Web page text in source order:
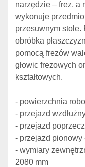
narzędzie – frez, a
wykonuje
przesuwnym stole.
obróbka
pomocą frezów
głowic frezowych
kształtowych.
- powierzchnia
- przejazd
- przejazd
- przejazd pionowy
- wymiary
2080 mm